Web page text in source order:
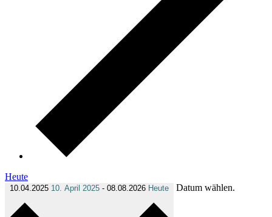
Heute
10.04.2025 10. April 2025 - 08.08.2026 Heute Datum wählen.